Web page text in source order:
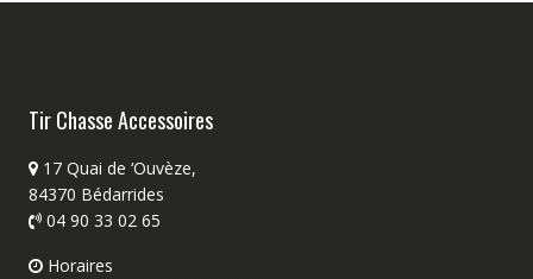
Tir Chasse Accessoires
17 Quai de ‘Ouvèze,
84370 Bédarrides
04 90 33 02 65
Horaires